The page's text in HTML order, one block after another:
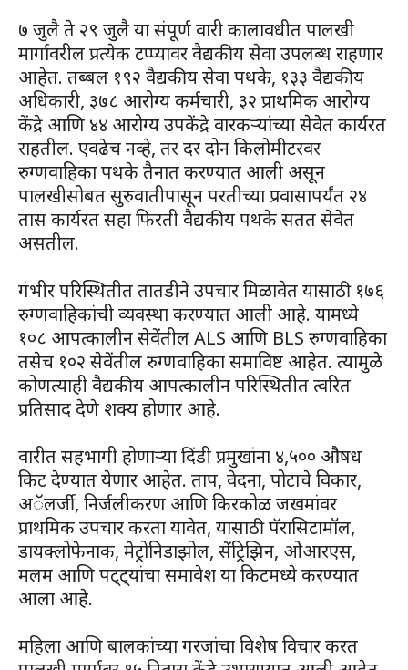
७ जुलै ते २९ जुलै या संपूर्ण वारी कालावधीत पालखी
मार्गावरील प्रत्येक टप्प्यावर वैद्यकीय सेवा उपलब्ध राहणार
आहेत. तब्बल १९२ वैद्यकीय सेवा पथके, १३३ वैद्यकीय
अधिकारी, ३७८ आरोग्य कर्मचारी, ३२ प्राथमिक आरोग्य
केंद्रे आणि ४४ आरोग्य उपकेंद्रे वारकऱ्यांच्या सेवेत कार्यरत
राहतील. एवढेच नव्हे, तर दर दोन किलोमीटरवर
रुग्णवाहिका पथके तैनात करण्यात आली असून
पालखीसोबत सुरुवातीपासून परतीच्या प्रवासापर्यंत २४
तास कार्यरत सहा फिरती वैद्यकीय पथके सतत सेवेत
असतील.
गंभीर परिस्थितीत तातडीने उपचार मिळावेत यासाठी १७६
रुग्णवाहिकांची व्यवस्था करण्यात आली आहे. यामध्ये
१०८ आपत्कालीन सेवेंतील ALS आणि BLS रुग्णवाहिका
तसेच १०२ सेवेंतील रुग्णवाहिका समाविष्ट आहेत. त्यामुळे
कोणत्याही वैद्यकीय आपत्कालीन परिस्थितीत त्वरित
प्रतिसाद देणे शक्य होणार आहे.
वारीत सहभागी होणाऱ्या दिंडी प्रमुखांना ४,५०० औषध
किट देण्यात येणार आहेत. ताप, वेदना, पोटाचे विकार,
अॅलर्जी, निर्जलीकरण आणि किरकोळ जखमांवर
प्राथमिक उपचार करता यावेत, यासाठी पॅरासिटामॉल,
डायक्लोफेनाक, मेट्रोनिडाझोल, सेंट्रिझिन, ओआरएस,
मलम आणि पट्ट्यांचा समावेश या किटमध्ये करण्यात
आला आहे.
महिला आणि बालकांच्या गरजांचा विशेष विचार करत